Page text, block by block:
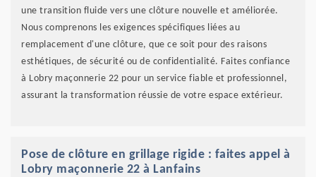
une transition fluide vers une clôture nouvelle et améliorée.
Nous comprenons les exigences spécifiques liées au
remplacement d'une clôture, que ce soit pour des raisons
esthétiques, de sécurité ou de confidentialité. Faites confiance
à Lobry maçonnerie 22 pour un service fiable et professionnel,
assurant la transformation réussie de votre espace extérieur.
Pose de clôture en grillage rigide : faites appel à
Lobry maçonnerie 22 à Lanfains